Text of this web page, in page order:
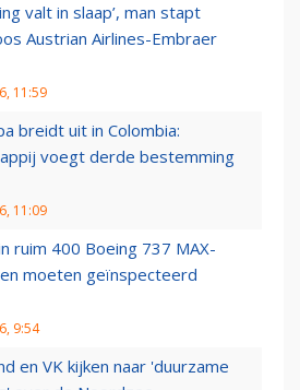
valt in slaap’, man stapt
Austrian Airlines-Embraer
11:59
breidt uit in Colombia:
voegt derde bestemming
11:09
ruim 400 Boeing 737 MAX-
moeten geïnspecteerd
9:54
en VK kijken naar 'duurzame